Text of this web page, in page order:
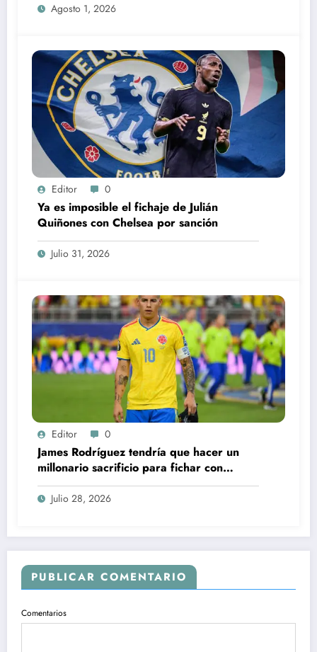
Agosto 1, 2026
Editor 0
Ya es imposible el fichaje de Julián
Quiñones con Chelsea por sanción
Julio 31, 2026
Editor 0
James Rodríguez tendría que hacer un
millonario sacrificio para fichar con
América: la rebaja salarial que podría
cambiarlo todo
Julio 28, 2026
PUBLICAR COMENTARIO
Comentarios